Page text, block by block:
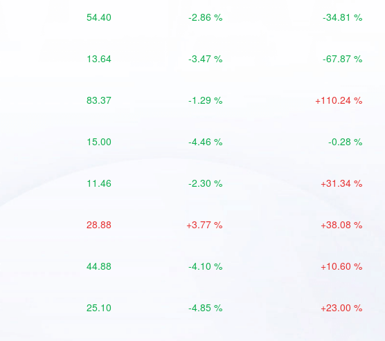
54.40 -2.86 % -34.81 %
13.64 -3.47 % -67.87 %
83.37 -1.29 % +110.24 %
15.00 -4.46 % -0.28 %
11.46 -2.30 % +31.34 %
28.88 +3.77 % +38.08 %
44.88 -4.10 % +10.60 %
25.10 -4.85 % +23.00 %